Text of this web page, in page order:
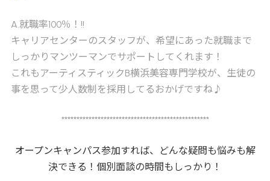
A.就職率100％！!!
キャリアセンターのスタッフが、希望にあった就職まで
しっかりマンツーマンでサポートしてくれます！
これもアーティスティックB横浜美容専門学校が、生徒の
事を思って少人数制を採用してるおかげですね♪
*************************************************
オープンキャンパス参加すれば、どんな疑問も悩みも解
決できる！個別面談の時間もしっかり！